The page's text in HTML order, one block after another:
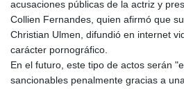
acusaciones públicas de la actriz y
Collien Fernandes, quien afirmó que
Christian Ulmen, difundió en internet
carácter pornográfico.
En el futuro, este tipo de actos serán
sancionables penalmente gracias a